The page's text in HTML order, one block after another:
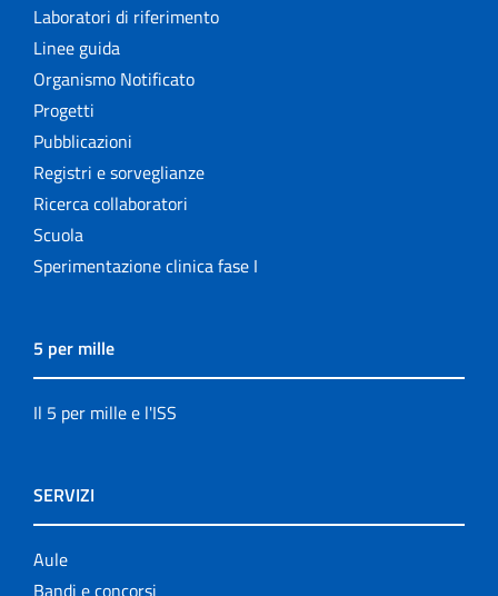
Laboratori di riferimento
Linee guida
Organismo Notificato
Progetti
Pubblicazioni
Registri e sorveglianze
Ricerca collaboratori
Scuola
Sperimentazione clinica fase I
5 per mille
Il 5 per mille e l'ISS
SERVIZI
Aule
Bandi e concorsi